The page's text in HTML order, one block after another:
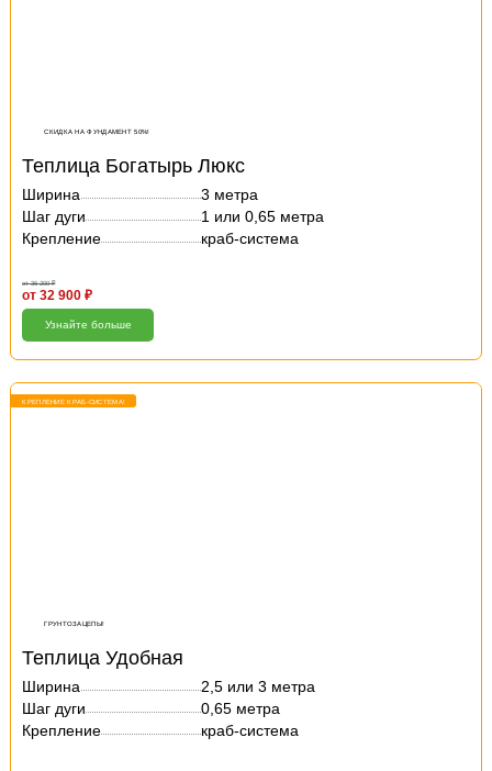
СКИДКА НА ФУНДАМЕНТ 50%!
Теплица Богатырь Люкс
Ширина
3 метра
Шаг дуги
1 или 0,65 метра
Крепление
краб-система
от 36 200 ₽
от 32 900 ₽
Узнайте больше
КРЕПЛЕНИЕ КРАБ-СИСТЕМА!
ГРУНТОЗАЦЕПЫ!
Теплица Удобная
Ширина
2,5 или 3 метра
Шаг дуги
0,65 метра
Крепление
краб-система